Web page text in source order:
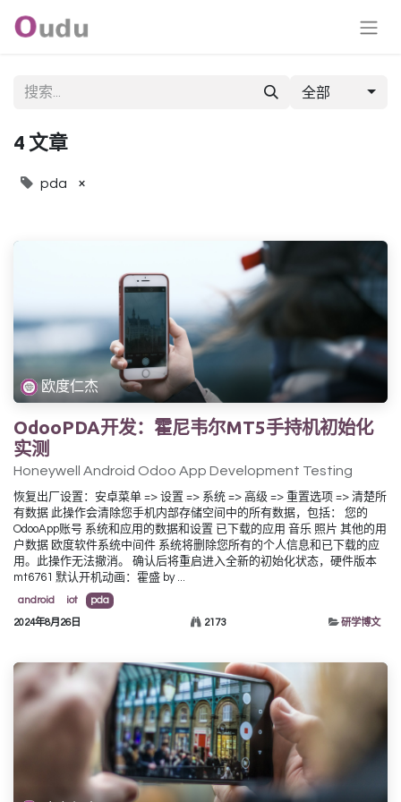
全部
4 文章
pda ×
欧度仁杰
OdooPDA开发：霍尼韦尔MT5手持机初始化
实测
Honeywell Android Odoo App Development Testing
恢复出厂设置：安卓菜单 => 设置 => 系统 => 高级 => 重置选项 => 清楚所
有数据 此操作会清除您手机内部存储空间中的所有数据，包括： 您的
OdooApp账号 系统和应用的数据和设置 已下载的应用 音乐 照片 其他的用
户数据 欧度软件系统中间件 系统将删除您所有的个人信息和已下载的应
用。此操作无法撤消。 确认后将重启进入全新的初始化状态，硬件版本
mt6761 默认开机动画：霍盛 by ...
android iot pda
2024年8月26日 2173 研学博文